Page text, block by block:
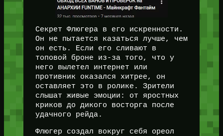
Секрет Флюгера в его искренности.
Он не пытается казаться лучше, чем
он есть. Если его сливают в
топовой броне из-за того, что у
него вылетел интернет или
противник оказался хитрее, он
оставляет это в ролике. Зрители
слышат живые эмоции: от яростных
криков до дикого восторга после
удачного рейда.
Флюгер создал вокруг себя ореол